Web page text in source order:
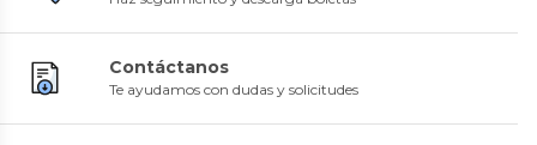
Contáctanos
Te ayudamos con dudas y solicitudes